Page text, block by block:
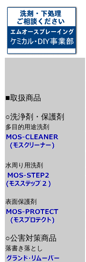
■取扱商品
○洗浄剤・保護剤
多目的用途洗剤
水周り用洗剤
表面保護剤
○公害対策商品
落書き落とし